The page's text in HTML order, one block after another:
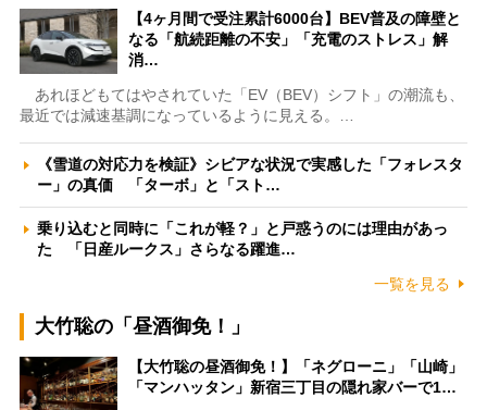
【4ヶ月間で受注累計6000台】BEV普及の障壁と
なる「航続距離の不安」「充電のストレス」解
消…
あれほどもてはやされていた「EV（BEV）シフト」の潮流も、
最近では減速基調になっているように見える。…
《雪道の対応力を検証》シビアな状況で実感した「フォレスタ
ー」の真価 「ターボ」と「スト…
乗り込むと同時に「これが軽？」と戸惑うのには理由があっ
た 「日産ルークス」さらなる躍進…
一覧を見る
大竹聡の「昼酒御免！」
【大竹聡の昼酒御免！】「ネグローニ」「山崎」
「マンハッタン」新宿三丁目の隠れ家バーで1…